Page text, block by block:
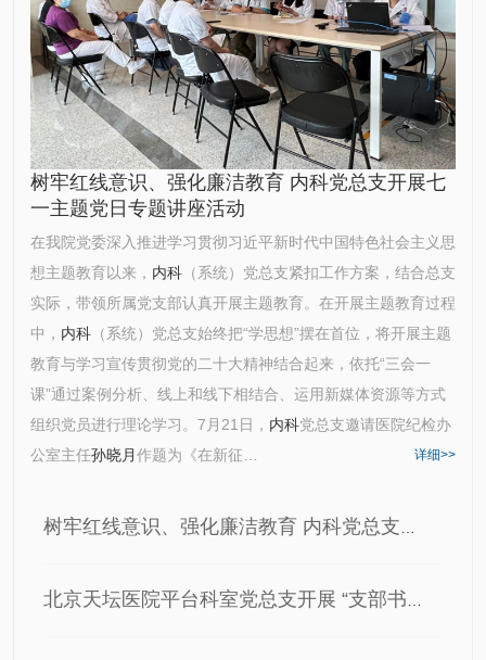
树牢红线意识、强化廉洁教育 内科党总支开展七
一主题党日专题讲座活动
在我院党委深入推进学习贯彻习近平新时代中国特色社会主义思
想主题教育以来， 内科（系统）党总支紧扣工作方案，结合总支
实际，带领所属党支部认真开展主题教育。在开展主题教育过程
中， 内科（系统）党总支始终把“学思想”摆在首位，将开展主题
教育与学习宣传贯彻党的二十大精神结合起来，依托“三会一
课”通过案例分析、线上和线下相结合、运用新媒体资源等方式
组织党员进行理论学习。7月21日， 内科党总支邀请医院纪检办
公室主任孙晓月作题为《在新征… 详细>>